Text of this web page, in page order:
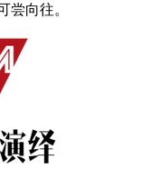
向往。